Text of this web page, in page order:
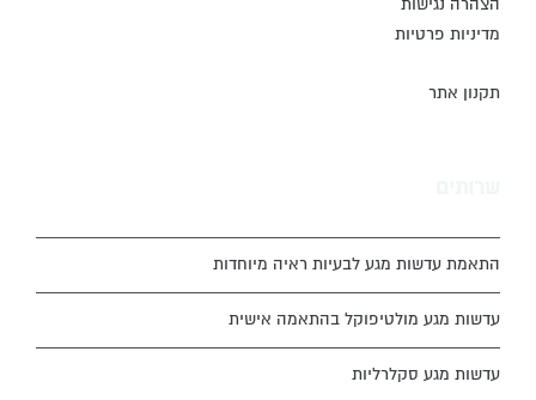
מדיניות פרטיות
תקנון אתר
התאמת עדשות מגע לבעיות ראיה מיוחדות
עדשות מגע מולטיפוקל בהתאמה אישית
עדשות מגע סקלרליות